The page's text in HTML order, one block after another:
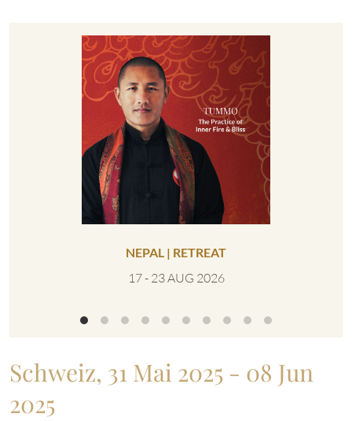
NEPAL | RETREAT
17 - 23 AUG 2026
Schweiz, 31 Mai 2025 - 08 Jun
2025